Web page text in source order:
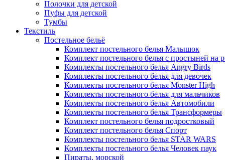
Полочки для детской
Пуфы для детской
Тумбы
Текстиль
Постельное бельё
Комплект постельного белья Малышок
Комплект постельного белья с простыней на
Комплекты постельного белья Angry Birds
Комплекты постельного белья для девочек
Комплекты постельного белья Monster High
Комплекты постельного белья для мальчиков
Комплекты постельного белья Автомобили
Комплекты постельного белья Трансформеры
Комплект постельного белья подростковый
Комплект постельного белья Спорт
Комплекты постельного белья STAR WARS
Комплекты постельного белья Человек паук
Пираты, морской